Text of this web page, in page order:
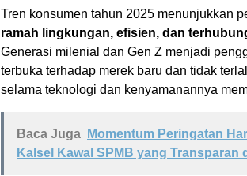
Tren konsumen tahun 2025 menunjukkan
ramah lingkungan, efisien, dan
Generasi milenial dan Gen Z menjadi
terbuka terhadap merek baru dan tidak
selama teknologi dan kenyamanannya
Baca Juga
Momentum Peringatan
Kalsel Kawal SPMB yang Transparan